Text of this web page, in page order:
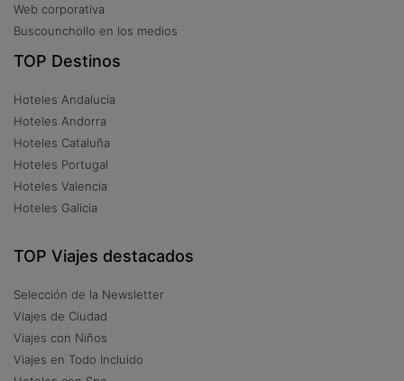
Web corporativa
Buscounchollo en los medios
TOP Destinos
Hoteles Andalucía
Hoteles Andorra
Hoteles Cataluña
Hoteles Portugal
Hoteles Valencia
Hoteles Galicia
TOP Viajes destacados
Selección de la Newsletter
Viajes de Ciudad
Viajes con Niños
Viajes en Todo Incluido